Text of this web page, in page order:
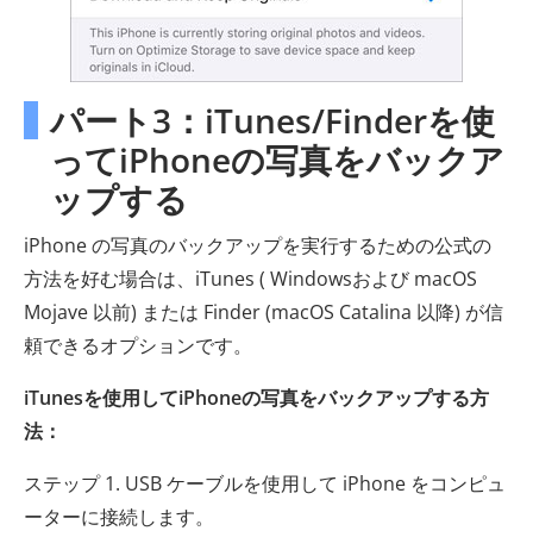
パート3：iTunes/Finderを使
ってiPhoneの写真をバックア
ップする
iPhone の写真のバックアップを実行するための公式の
方法を好む場合は、iTunes ( Windowsおよび macOS
Mojave 以前) または Finder (macOS Catalina 以降) が信
頼できるオプションです。
iTunesを使用してiPhoneの写真をバックアップする方
法：
ステップ 1. USB ケーブルを使用して iPhone をコンピュ
ーターに接続します。